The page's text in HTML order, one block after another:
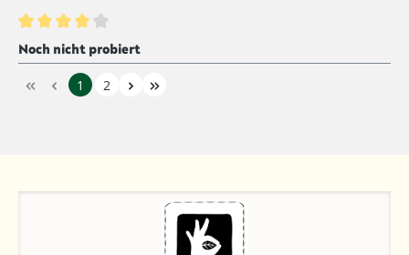
Bewertung mit 4 von 5 Sternen
Noch nicht probiert
1 2